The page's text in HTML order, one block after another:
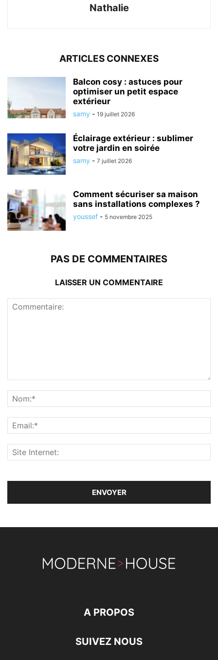
Nathalie
ARTICLES CONNEXES
Balcon cosy : astuces pour
optimiser un petit espace
extérieur
samy - 19 juillet 2026
Éclairage extérieur : sublimer
votre jardin en soirée
samy - 7 juillet 2026
Comment sécuriser sa maison
sans installations complexes ?
youssef - 5 novembre 2025
PAS DE COMMENTAIRES
LAISSER UN COMMENTAIRE
A PROPOS
SUIVEZ NOUS